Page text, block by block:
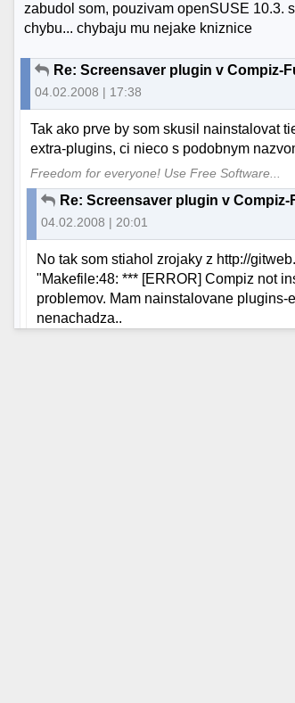
zabudol som, pouzivam openSUSE 10.3.
chybu... chybaju mu nejake kniznice
Re: Screensaver plugin v Compiz-
04.02.2008 | 17:38
Tak ako prve by som skusil nainstalovat
extra-plugins, ci nieco s podobnym
Freedom for everyone! Use Free Software...
Re: Screensaver plugin v Compiz-
04.02.2008 | 20:01
No tak som stiahol zrojaky z http://
"Makefile:48: *** [ERROR] Compiz not
problemov. Mam nainstalovane
nenachadza..